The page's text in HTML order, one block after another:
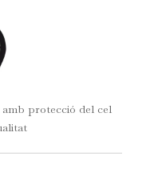
protecció del cel